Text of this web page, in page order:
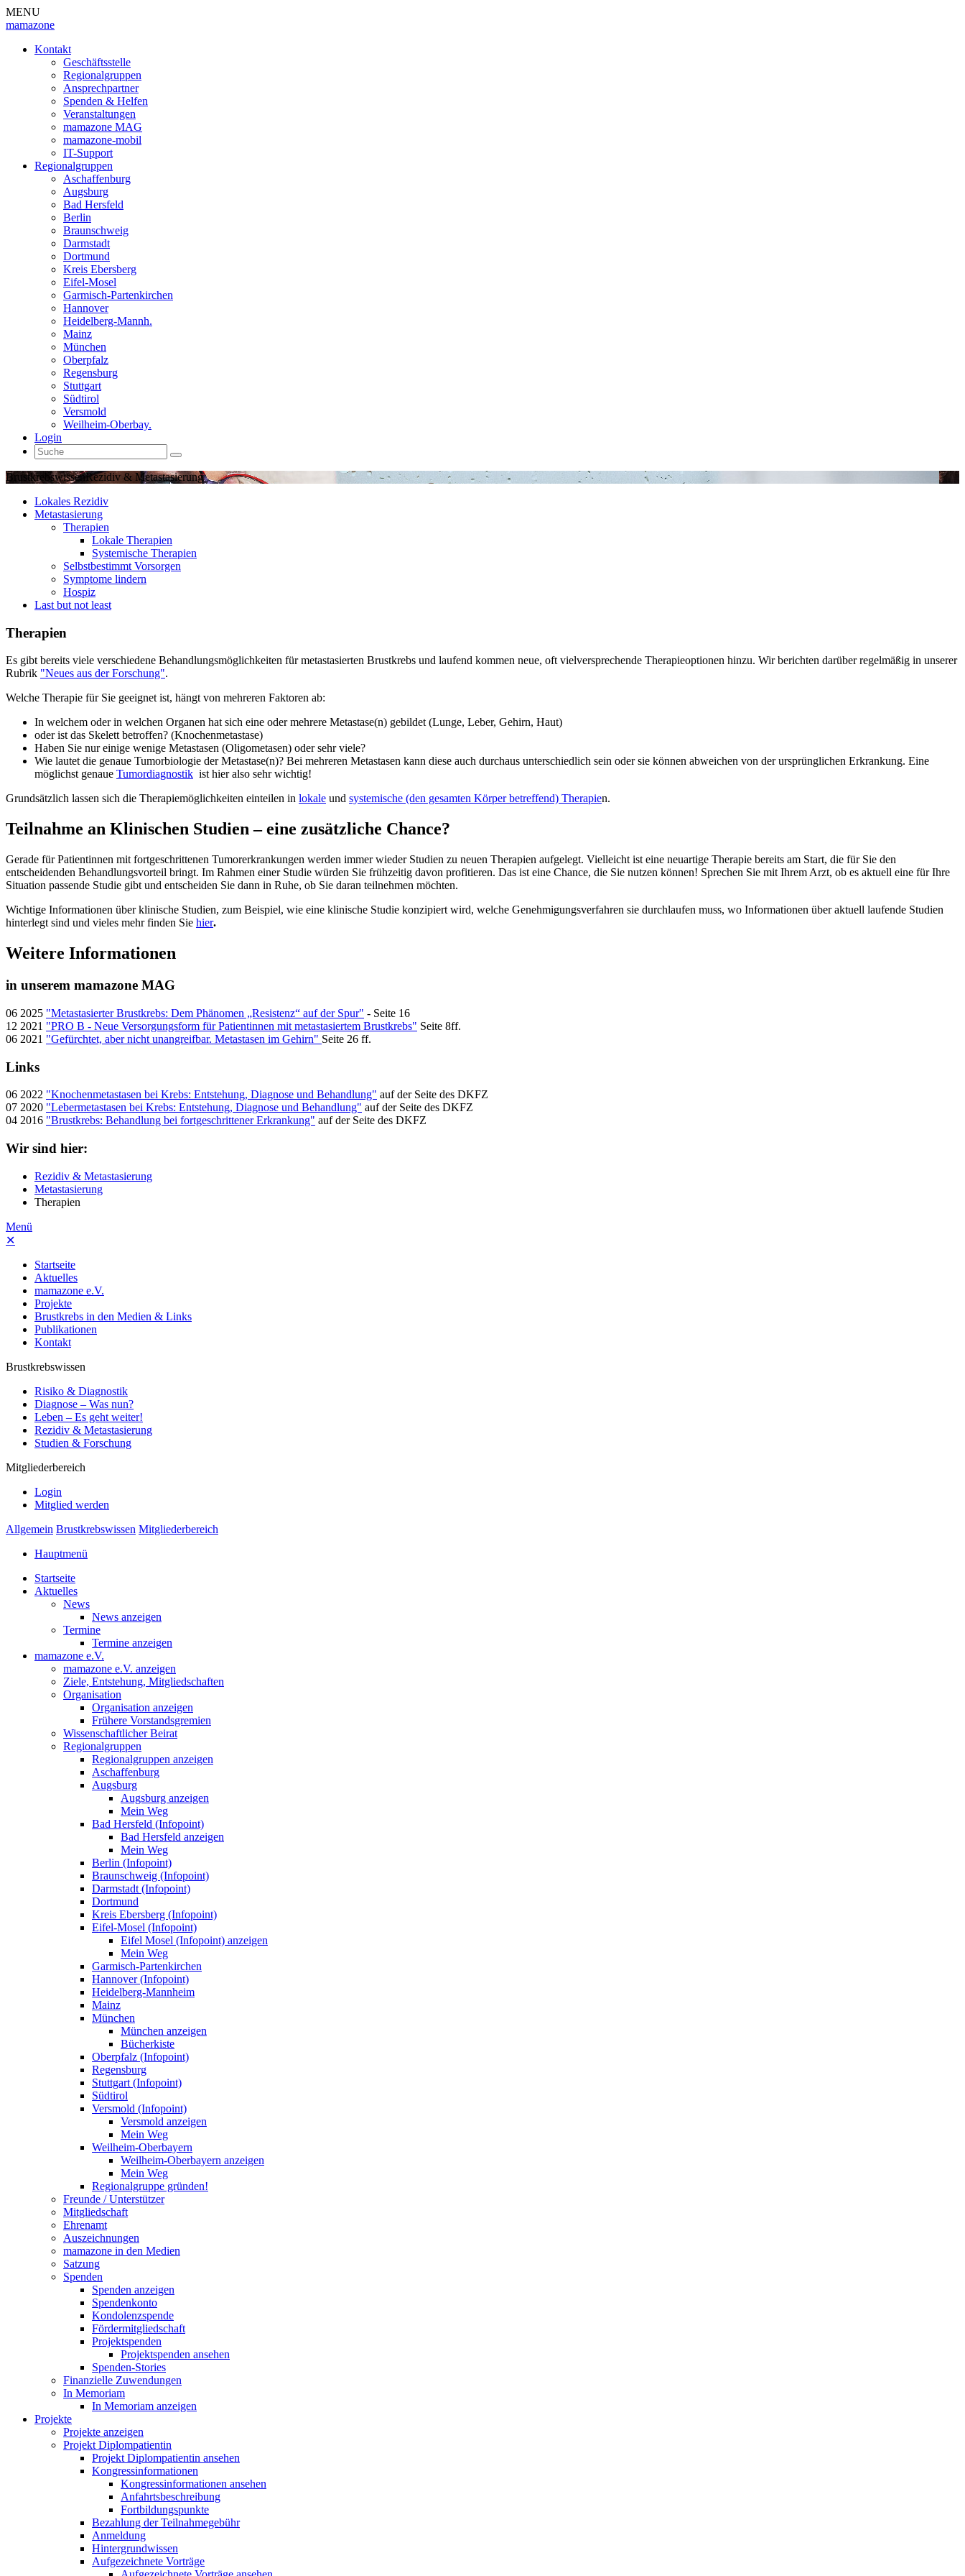
MENU
mamazone
Kontakt
Geschäftsstelle
Regionalgruppen
Ansprechpartner
Spenden & Helfen
Veranstaltungen
mamazone MAG
mamazone-mobil
IT-Support
Regionalgruppen
Aschaffenburg
Augsburg
Bad Hersfeld
Berlin
Braunschweig
Darmstadt
Dortmund
Kreis Ebersberg
Eifel-Mosel
Garmisch-Partenkirchen
Hannover
Heidelberg-Mannh.
Mainz
München
Oberpfalz
Regensburg
Stuttgart
Südtirol
Versmold
Weilheim-Oberbay.
Login
BrustkrebswissenRezidiv & Metastasierung
Lokales Rezidiv
Metastasierung
Therapien
Lokale Therapien
Systemische Therapien
Selbstbestimmt Vorsorgen
Symptome lindern
Hospiz
Last but not least
Therapien
Es gibt bereits viele verschiedene Behandlungsmöglichkeiten für metastasierten Brustkrebs und laufend kommen neue, oft vielversprechende Therapieoptionen hinzu. Wir berichten darüber regelmäßig in unserer
Rubrik "Neues aus der Forschung".
Welche Therapie für Sie geeignet ist, hängt von mehreren Faktoren ab:
In welchem oder in welchen Organen hat sich eine oder mehrere Metastase(n) gebildet (Lunge, Leber, Gehirn, Haut)
oder ist das Skelett betroffen? (Knochenmetastase)
Haben Sie nur einige wenige Metastasen (Oligometasen) oder sehr viele?
Wie lautet die genaue Tumorbiologie der Metastase(n)? Bei mehreren Metastasen kann diese auch durchaus unterschiedlich sein oder sie können abweichen von der ursprünglichen Erkrankung. Eine
möglichst genaue Tumordiagnostik ist hier also sehr wichtig!
Grundsätzlich lassen sich die Therapiemöglichkeiten einteilen in lokale und systemische (den gesamten Körper betreffend) Therapien.
Teilnahme an Klinischen Studien – eine zusätzliche Chance?
Gerade für Patientinnen mit fortgeschrittenen Tumorerkrankungen werden immer wieder Studien zu neuen Therapien aufgelegt. Vielleicht ist eine neuartige Therapie bereits am Start, die für Sie den
entscheidenden Behandlungsvorteil bringt. Im Rahmen einer Studie würden Sie frühzeitig davon profitieren. Das ist eine Chance, die Sie nutzen können! Sprechen Sie mit Ihrem Arzt, ob es aktuell eine für Ihre
Situation passende Studie gibt und entscheiden Sie dann in Ruhe, ob Sie daran teilnehmen möchten.
Wichtige Informationen über klinische Studien, zum Beispiel, wie eine klinische Studie konzipiert wird, welche Genehmigungsverfahren sie durchlaufen muss, wo Informationen über aktuell laufende Studien
hinterlegt sind und vieles mehr finden Sie hier.
Weitere Informationen
in unserem mamazone MAG
06 2025 "Metastasierter Brustkrebs: Dem Phänomen „Resistenz“ auf der Spur" - Seite 16
12 2021 "PRO B - Neue Versorgungsform für Patientinnen mit metastasiertem Brustkrebs" Seite 8ff.
06 2021 "Gefürchtet, aber nicht unangreifbar. Metastasen im Gehirn" Seite 26 ff.
Links
06 2022 "Knochenmetastasen bei Krebs: Entstehung, Diagnose und Behandlung" auf der Seite des DKFZ
07 2020 "Lebermetastasen bei Krebs: Entstehung, Diagnose und Behandlung" auf der Seite des DKFZ
04 2016 "Brustkrebs: Behandlung bei fortgeschrittener Erkrankung" auf der Seite des DKFZ
Wir sind hier:
Rezidiv & Metastasierung
Metastasierung
Therapien
Menü
✕
Startseite
Aktuelles
mamazone e.V.
Projekte
Brustkrebs in den Medien & Links
Publikationen
Kontakt
Brustkrebswissen
Risiko & Diagnostik
Diagnose – Was nun?
Leben – Es geht weiter!
Rezidiv & Metastasierung
Studien & Forschung
Mitgliederbereich
Login
Mitglied werden
Allgemein Brustkrebswissen Mitgliederbereich
Hauptmenü
Startseite
Aktuelles
News
News anzeigen
Termine
Termine anzeigen
mamazone e.V.
mamazone e.V. anzeigen
Ziele, Entstehung, Mitgliedschaften
Organisation
Organisation anzeigen
Frühere Vorstandsgremien
Wissenschaftlicher Beirat
Regionalgruppen
Regionalgruppen anzeigen
Aschaffenburg
Augsburg
Augsburg anzeigen
Mein Weg
Bad Hersfeld (Infopoint)
Bad Hersfeld anzeigen
Mein Weg
Berlin (Infopoint)
Braunschweig (Infopoint)
Darmstadt (Infopoint)
Dortmund
Kreis Ebersberg (Infopoint)
Eifel-Mosel (Infopoint)
Eifel Mosel (Infopoint) anzeigen
Mein Weg
Garmisch-Partenkirchen
Hannover (Infopoint)
Heidelberg-Mannheim
Mainz
München
München anzeigen
Bücherkiste
Oberpfalz (Infopoint)
Regensburg
Stuttgart (Infopoint)
Südtirol
Versmold (Infopoint)
Versmold anzeigen
Mein Weg
Weilheim-Oberbayern
Weilheim-Oberbayern anzeigen
Mein Weg
Regionalgruppe gründen!
Freunde / Unterstützer
Mitgliedschaft
Ehrenamt
Auszeichnungen
mamazone in den Medien
Satzung
Spenden
Spenden anzeigen
Spendenkonto
Kondolenzspende
Fördermitgliedschaft
Projektspenden
Projektspenden ansehen
Spenden-Stories
Finanzielle Zuwendungen
In Memoriam
In Memoriam anzeigen
Projekte
Projekte anzeigen
Projekt Diplompatientin
Projekt Diplompatientin ansehen
Kongressinformationen
Kongressinformationen ansehen
Anfahrtsbeschreibung
Fortbildungspunkte
Bezahlung der Teilnahmegebühr
Anmeldung
Hintergrundwissen
Aufgezeichnete Vorträge